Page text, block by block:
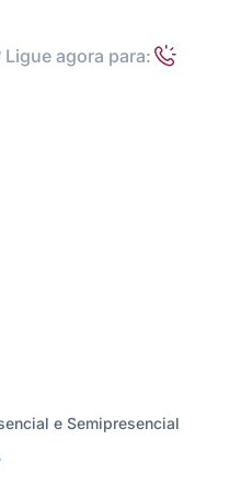
agora para:
e Semipresencial